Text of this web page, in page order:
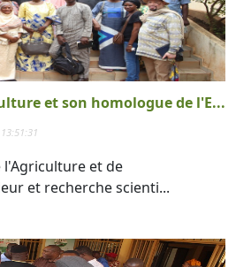
et son homologue de l'E...
l'Agriculture et de
et recherche scienti...